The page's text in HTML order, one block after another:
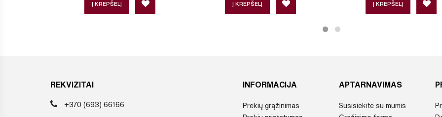
Į KREPŠELĮ Į KREPŠELĮ Į KREPŠELĮ
REKVIZITAI
+370 (693) 66166
INFORMACIJA
Prekių grąžinimas
APTARNAVIMAS
Susisiekite su mumis